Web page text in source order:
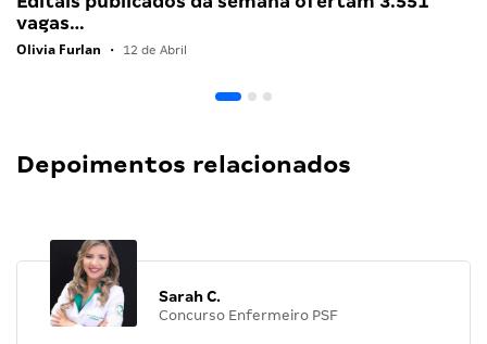
vagas…
Olivia Furlan • 12 de Abril
Depoimentos relacionados
Sarah C.
Concurso Enfermeiro PSF